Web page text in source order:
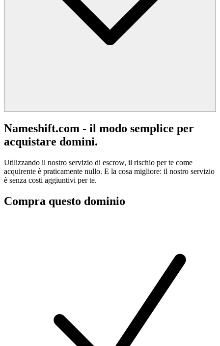
Nameshift.com - il modo semplice per
acquistare domini.
Utilizzando il nostro servizio di escrow, il rischio per te come
acquirente è praticamente nullo. E la cosa migliore: il nostro servizio
è senza costi aggiuntivi per te.
Compra questo dominio